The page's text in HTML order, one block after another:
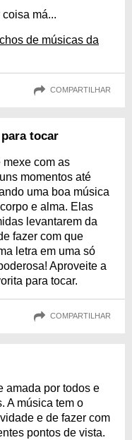
má...
de músicas da
COMPARTILHAR
tocar
mexe com as
momentos até
uma boa música
e alma. Elas
levantarem da
fazer com que
letra em uma só
Aproveite a
para tocar.
COMPARTILHAR
amada por todos e
A música tem o
e de fazer com
pontos de vista.